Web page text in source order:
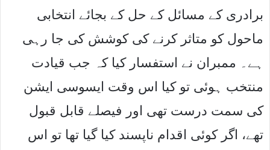
برادری کے مسائل کے حل کے بجائے انتخابی
ماحول کو متاثر کرنے کی کوشش کی جا رہی
ہے۔ ممبران نے استفسار کیا کہ جب قیادت
منتخب ہوئی تو کیا اس وقت ایسوسی ایشن
کی سمت درست تھی اور فیصلے قابل قبول
تھے، اگر کوئی اقدام ناپسند کیا گیا تھا تو اس